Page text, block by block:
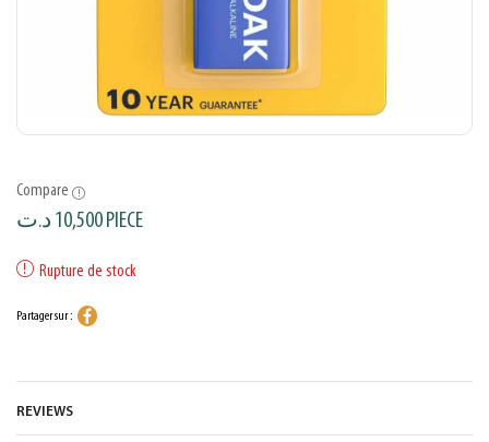
Compare
10,500د.ت PIECE
Rupture de stock
Partager sur :
REVIEWS